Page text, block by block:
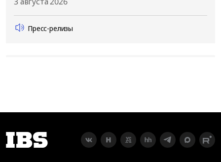
Пресс-релизы